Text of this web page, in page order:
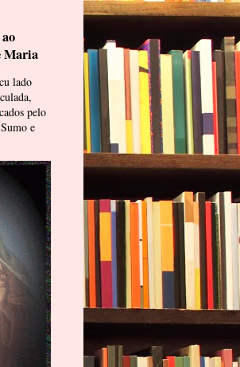
Maria
lado
pelo
e